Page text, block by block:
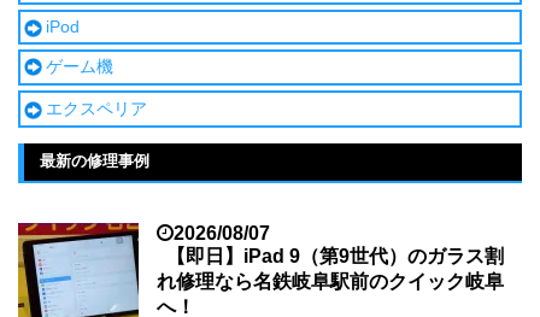
iPod
ゲーム機
エクスペリア
最新の修理事例
2026/08/07
【即日】iPad 9（第9世代）のガラス割
れ修理なら名鉄岐阜駅前のクイック岐阜
へ！